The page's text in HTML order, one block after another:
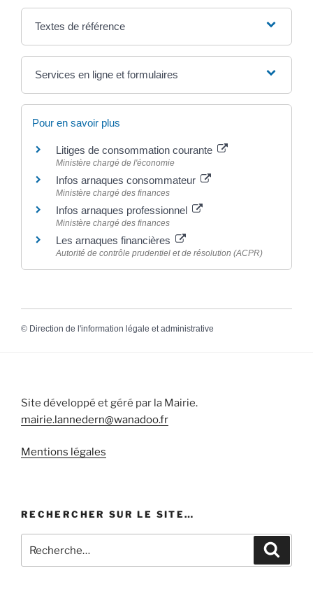
Textes de référence
Services en ligne et formulaires
Pour en savoir plus
Litiges de consommation courante
Ministère chargé de l'économie
Infos arnaques consommateur
Ministère chargé des finances
Infos arnaques professionnel
Ministère chargé des finances
Les arnaques financières
Autorité de contrôle prudentiel et de résolution (ACPR)
© Direction de l'information légale et administrative
Site développé et géré par la Mairie.
mairie.lannedern@wanadoo.fr
Mentions légales
RECHERCHER SUR LE SITE…
pour